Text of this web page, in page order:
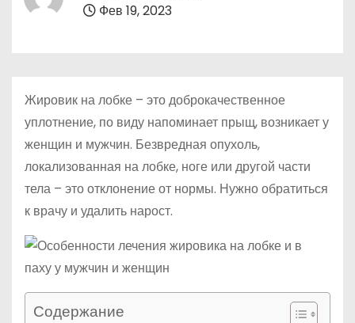
Фев 19, 2023
Жировик на лобке – это доброкачественное
уплотнение, по виду напоминает прыщ, возникает у
женщин и мужчин. Безвредная опухоль,
локализованная на лобке, ноге или другой части
тела – это отклонение от нормы. Нужно обратиться
к врачу и удалить нарост.
Содержание